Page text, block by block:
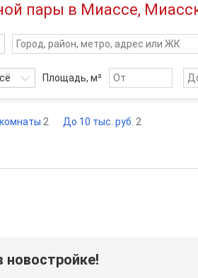
пары в Миассе,
Площадь, м²
2 До 10 тыс. руб. 2
новостройке!